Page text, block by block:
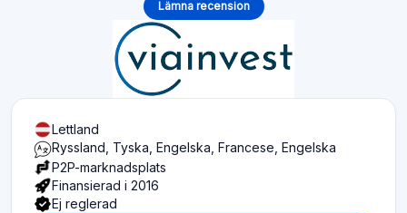
Lämna recension
Lettland
Ryssland, Tyska, Engelska, Francese, Engelska
P2P-marknadsplats
Finansierad i 2016
Ej reglerad